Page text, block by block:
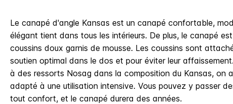
Le canapé d'angle Kansas est un canapé confortable,
élégant tient dans tous les intérieurs. De plus, le canapé
coussins doux garnis de mousse. Les coussins sont
soutien optimal dans le dos et pour éviter leur
à des ressorts Nosag dans la composition du Kansas, on
adapté à une utilisation intensive. Vous pouvez y passer
tout confort, et le canapé durera des années.